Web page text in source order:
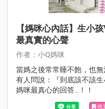
【媽咪心內話】生小
最真實的心聲
作者：小Q媽咪
當媽之後常常睡不飽，也
有人問說：『到底該不該
媽咪最真心的回答…！！
收